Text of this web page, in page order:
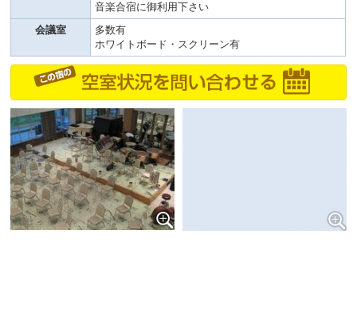
音楽合宿に御利用下さい
会議室
多数有
ホワイトボード・スクリーン有